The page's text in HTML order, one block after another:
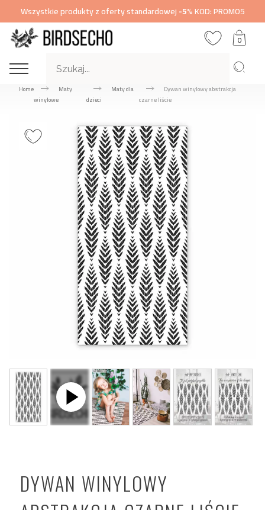
Wszystkie produkty z oferty standardowej-5%KOD: PROMO5
0
Home
Maty
winylowe
Maty dla
dzieci
Dywan winylowy abstrakcja
czarne liście
DYWAN WINYLOWY